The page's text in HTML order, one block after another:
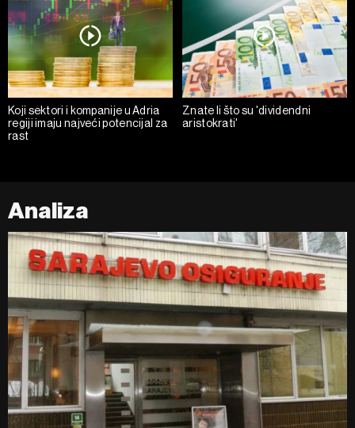
Koji sektori i kompanije u Adria
regiji imaju najveći potencijal za
rast
Znate li što su 'dividendni
aristokrati'
Analiza